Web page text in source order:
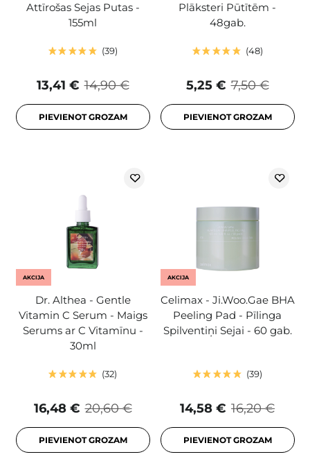
Attīrošas Sejas Putas -
155ml
39
14,90 €
13,41 €
PIEVIENOT GROZAM
Plāksteri Pūtītēm -
48gab.
48
7,50 €
5,25 €
PIEVIENOT GROZAM
AKCIJA
Dr. Althea - Gentle
Vitamin C Serum - Maigs
Serums ar C Vitamīnu -
30ml
32
20,60 €
16,48 €
PIEVIENOT GROZAM
AKCIJA
Celimax - Ji.Woo.Gae BHA
Peeling Pad - Pīlinga
Spilventiņi Sejai - 60 gab.
39
16,20 €
14,58 €
PIEVIENOT GROZAM